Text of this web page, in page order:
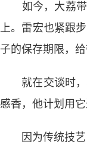
如今，大荔带
上。雷宏也紧跟
子的保存期限，
就在交谈时，
感香，他计划用它
因为传统技艺，